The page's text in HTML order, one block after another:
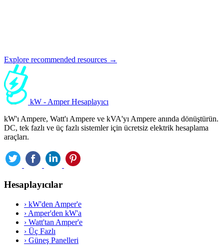
Explore recommended resources →
kW - Amper Hesaplayıcı
kW'ı Ampere, Watt'ı Ampere ve kVA'yı Ampere anında dönüştürün.
DC, tek fazlı ve üç fazlı sistemler için ücretsiz elektrik hesaplama
araçları.
Hesaplayıcılar
› kW'den Amper'e
› Amper'den kW'a
› Watt'tan Amper'e
› Üç Fazlı
› Güneş Panelleri